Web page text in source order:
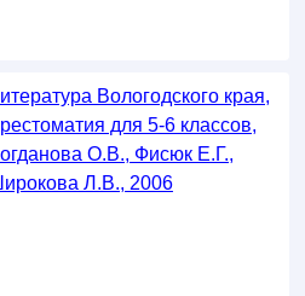
Вологодского края,
для 5-6 классов,
О.В., Фисюк Е.Г.,
Л.В., 2006